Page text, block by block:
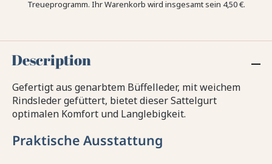
Treueprogramm. Ihr Warenkorb wird insgesamt sein 4,50 €.
Description
Gefertigt aus genarbtem Büffelleder, mit weichem
Rindsleder gefüttert, bietet dieser Sattelgurt
optimalen Komfort und Langlebigkeit.
Praktische Ausstattung